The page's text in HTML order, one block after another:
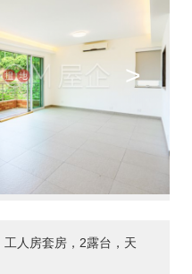
>
人房套房，2露台，天